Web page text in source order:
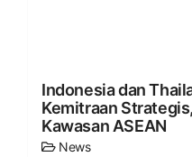
Indonesia dan
Kemitraan
Kawasan ASEAN
News